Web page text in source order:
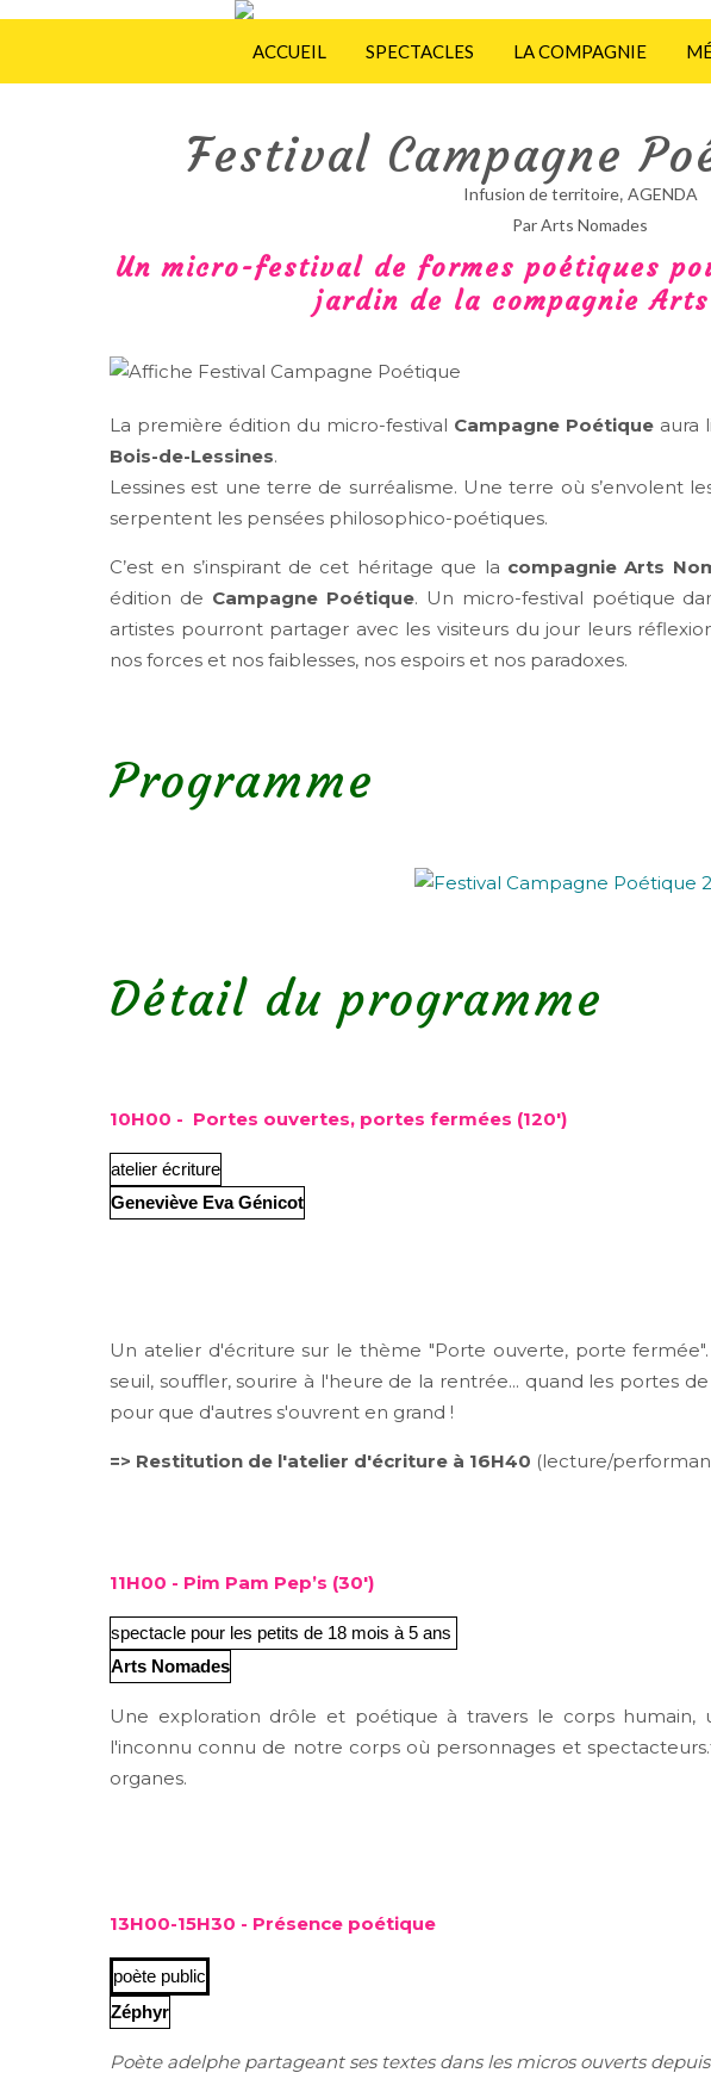
ACCUEIL SPECTACLES LA COMPAGNIE
Festival Campagne
Infusion de territoire, AGENDA
Par Arts Nomades
Un micro-festival de formes poétiques
jardin de la compagnie Arts
La première édition du micro-festival Campagne Poétique aura
Bois-de-Lessines.
Lessines est une terre de surréalisme. Une terre où s’envolent
serpentent les pensées philosophico-poétiques.
C’est en s’inspirant de cet héritage que la compagnie Arts
édition de Campagne Poétique. Un micro-festival poétique
artistes pourront partager avec les visiteurs du jour leurs
nos forces et nos faiblesses, nos espoirs et nos paradoxes.
Programme
Détail du programme
10H00 - Portes ouvertes, portes fermées (120')
atelier écriture
Geneviève Eva Génicot
Un atelier d'écriture sur le thème "Porte ouverte, porte
seuil, souffler, sourire à l'heure de la rentrée... quand les portes
pour que d'autres s'ouvrent en grand !
=> Restitution de l'atelier d'écriture à 16H40 (lecture/
11H00 - Pim Pam Pep’s (30')
spectacle pour les petits de 18 mois à 5 ans
Arts Nomades
Une exploration drôle et poétique à travers le corps humain,
l'inconnu connu de notre corps où personnages et
organes.
13H00-15H30 - Présence poétique
poète public
Zéphyr
Poète adelphe partageant ses textes dans les micros ouverts